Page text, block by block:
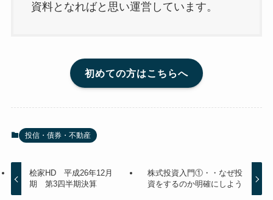
資料となればと思い運営しています。
初めての方はこちらへ
投信・債券・不動産
桧家HD 平成26年12月
期 第3四半期決算
株式投資入門①・・なぜ投
資をするのか明確にしよう